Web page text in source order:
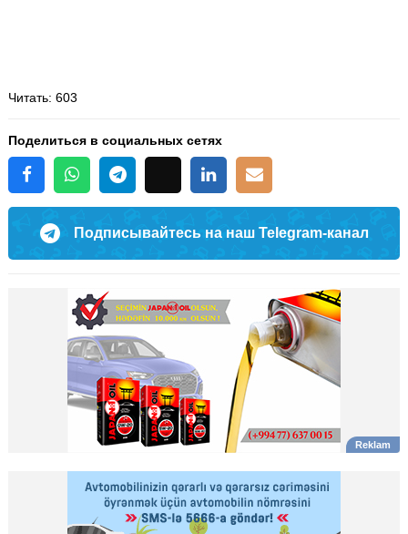
Читать: 603
Поделиться в социальных сетях
Подписывайтесь на наш Telegram-канал